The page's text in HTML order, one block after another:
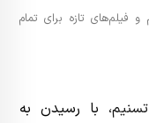
فیلم‌های تازه برای تمام
، با رسیدن به